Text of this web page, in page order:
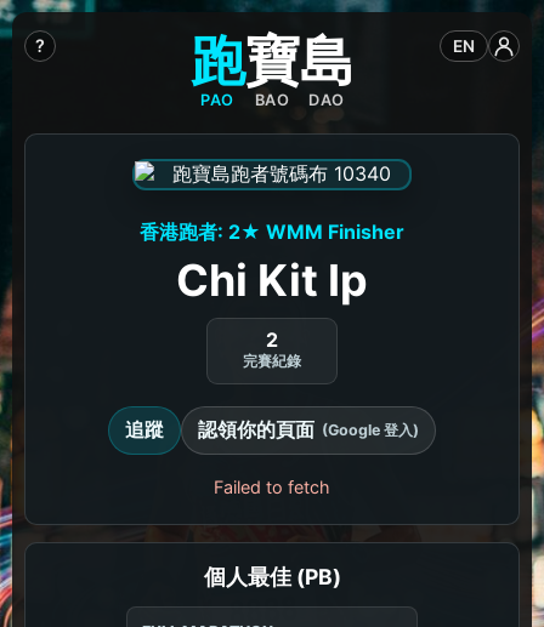
? EN
跑
PAO
寶
BAO
島
DAO
香港跑者: 2★ WMM Finisher
Chi Kit Ip
2
完賽紀錄
追蹤 認領你的頁面 (Google 登入)
Failed to fetch
個人最佳 (PB)